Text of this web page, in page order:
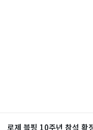
로제 블핑 10주년 참석 확